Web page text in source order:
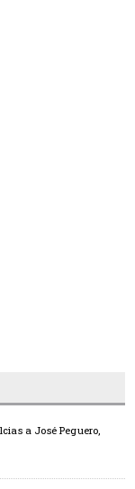
a José Peguero,